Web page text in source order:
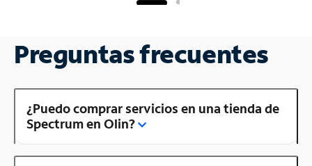
Preguntas frecuentes
¿Puedo comprar servicios en una tienda de
Spectrum en Olin?